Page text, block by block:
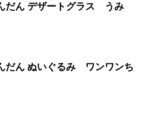
ノラネコぐんだん デザートグラス うみ
だん ぬいぐるみ ワンワンち